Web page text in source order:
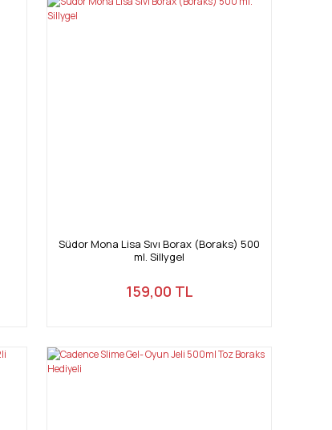
Südor Mona Lisa Sıvı Borax (Boraks) 500
ml. Sillygel
159,00 TL